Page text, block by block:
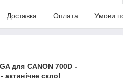
Доставка Оплата Умови
для CANON 700D -
скло!